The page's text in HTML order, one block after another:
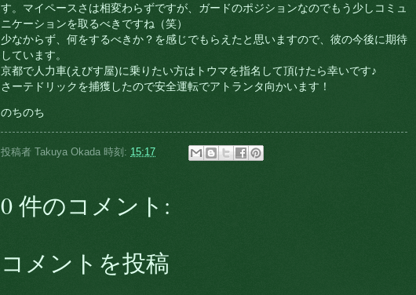
す。マイペースさは相変わらずですが、ガードのポジションなのでもう少しコミュ
ニケーションを取るべきですね（笑）
少なからず、何をするべきか？を感じでもらえたと思いますので、彼の今後に期待
しています。
京都で人力車(えびす屋)に乗りたい方はトウマを指名して頂けたら幸いです♪
さーテドリックを捕獲したので安全運転でアトランタ向かいます！
のちのち
投稿者 Takuya Okada 時刻: 15:17
0 件のコメント:
コメントを投稿